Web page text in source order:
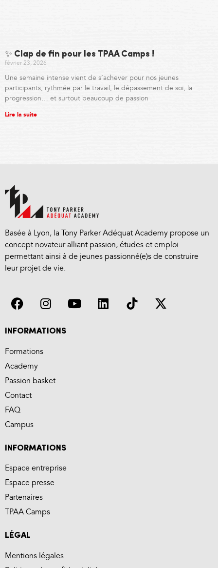
✨ Clap de fin pour les TPAA Camps !
février 23, 2026
Une semaine intense vient de s’achever pour nos jeunes
participants, rythmée par le travail, le dépassement de soi, la
progression… et surtout beaucoup de passion
Lire la suite
Basée à Lyon, la Tony Parker Adéquat Academy propose un
concept novateur alliant passion, études et emploi
permettant ainsi à de jeunes passionné(e)s de construire
leur projet de vie.
INFORMATIONS
Formations
Academy
Passion basket
Contact
FAQ
Campus
INFORMATIONS
Espace entreprise
Espace presse
Partenaires
TPAA Camps
LÉGAL
Mentions légales